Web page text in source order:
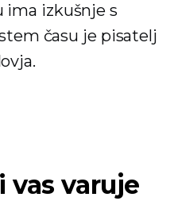
ima izkušnje s
času je pisatelj
vas varuje